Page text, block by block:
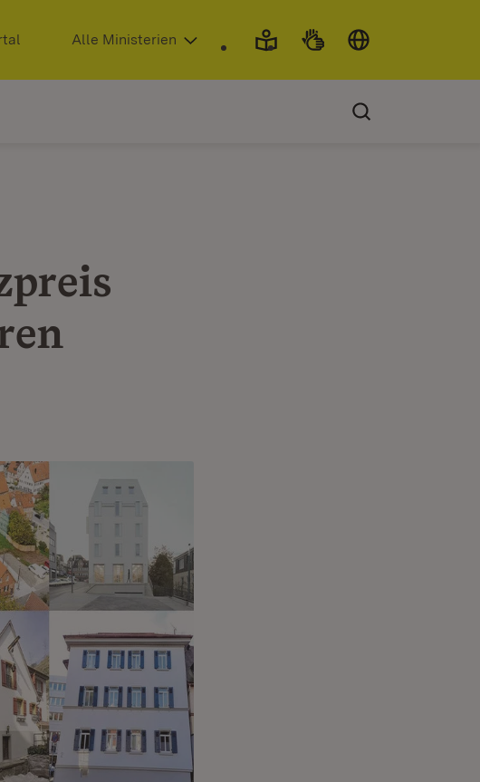
(Öffnet in neuem Fenster)
Alle Ministerien